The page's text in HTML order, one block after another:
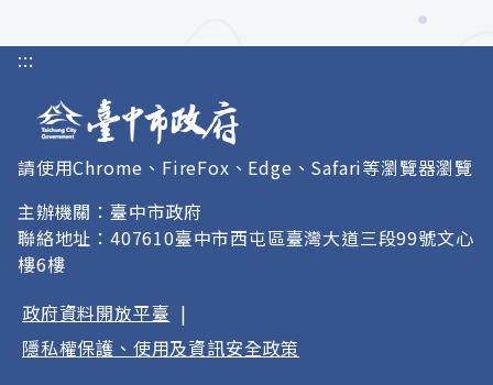
:::
請使用Chrome、FireFox、Edge、Safari等瀏覽器瀏覽
主辦機關：臺中市政府
聯絡地址：407610臺中市西屯區臺灣大道三段99號文心
樓6樓
政府資料開放平臺 |
隱私權保護、使用及資訊安全政策